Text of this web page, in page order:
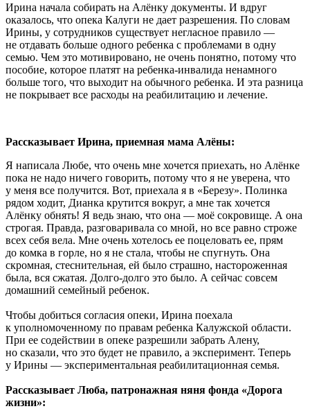
Ирина начала собирать на Алёнку документы. И вдруг
оказалось, что опека Калуги не дает разрешения. По словам
Ирины, у сотрудников существует негласное правило —
не отдавать больше одного ребенка с проблемами в одну
семью. Чем это мотивировано, не очень понятно, потому что
пособие, которое платят на ребенка-инвалида ненамного
больше того, что выходит на обычного ребенка. И эта разница
не покрывает все расходы на реабилитацию и лечение.
Рассказывает Ирина, приемная мама Алёны:
Я написала Любе, что очень мне хочется приехать, но Алёнке
пока не надо ничего говорить, потому что я не уверена, что
у меня все получится. Вот, приехала я в «Березу». Полинка
рядом ходит, Дианка крутится вокруг, а мне так хочется
Алёнку обнять! Я ведь знаю, что она — моё сокровище. А она
строгая. Правда, разговаривала со мной, но все равно строже
всех себя вела. Мне очень хотелось ее поцеловать ее, прям
до комка в горле, но я не стала, чтобы не спугнуть. Она
скромная, стеснительная, ей было страшно, настороженная
была, вся сжатая. Долго-долго это было. А сейчас совсем
домашний семейный ребенок.
Чтобы добиться согласия опеки, Ирина поехала
к уполномоченному по правам ребенка Калужской области.
При ее содействии в опеке разрешили забрать Алену,
но сказали, что это будет не правило, а эксперимент. Теперь
у Ирины — экспериментальная реабилитационная семья.
Рассказывает Люба, патронажная няня фонда «Дорога
жизни»: